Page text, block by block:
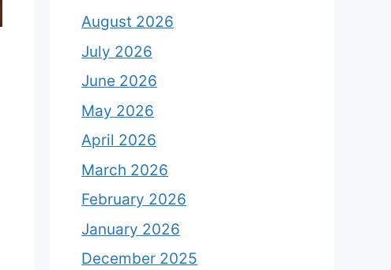
August 2026
July 2026
June 2026
May 2026
April 2026
March 2026
February 2026
January 2026
December 2025